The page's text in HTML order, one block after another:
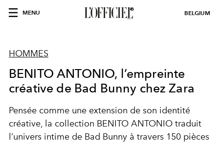
MENU BELGIUM
HOMMES
BENITO ANTONIO, l’empreinte
créative de Bad Bunny chez Zara
Pensée comme une extension de son identité
créative, la collection BENITO ANTONIO traduit
l’univers intime de Bad Bunny à travers 150 pièces